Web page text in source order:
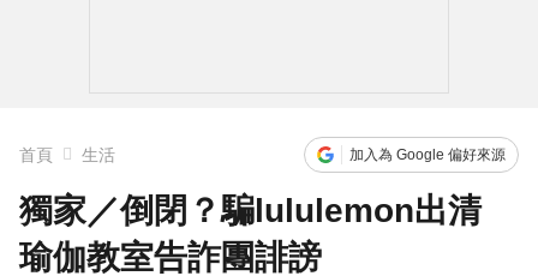
首頁 生活 加入為 Google 偏好來源
獨家／倒閉？騙lululemon出清
瑜伽教室告詐團誹謗